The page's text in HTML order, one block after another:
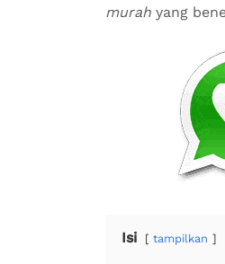
murah yang
Isi tampilkan